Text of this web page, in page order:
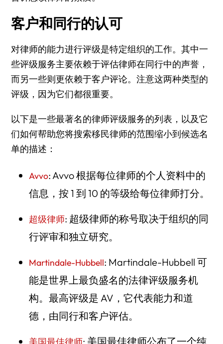
客户和同行的认可
对律师的能力进行评级是特定组织的工作。其中一
些评级服务主要依赖于评估律师在同行中的声誉，
而另一些则更依赖于客户评论。注意这两种类型的
评级，因为它们都很重要。
以下是一些最著名的律师评级服务的列表，以及它
们如何帮助您将搜索移民律师的范围缩小到候选名
单的描述：
Avvo: Avvo 根据每位律师的个人资料中的
信息，按 1 到 10 的等级给每位律师打分。
超级律师: 超级律师的称号取决于组织的同
行评审和独立研究。
Martindale-Hubbell: Martindale-Hubbell 可
能是世界上最负盛名的法律评级服务机
构。最高评级是 AV，它代表能力和道
德，由同行和客户评估。
美国最佳律师: 美国最佳律师公布了一个纯